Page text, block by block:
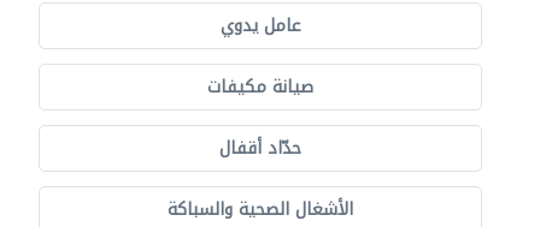
عامل يدوي
صيانة مكيفات
حدّاد أقفال
الأشغال الصحية والسباكة